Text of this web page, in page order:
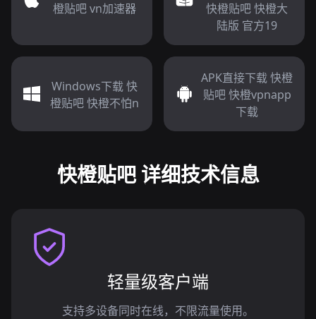
橙贴吧 vn加速器
快橙贴吧 快橙大
陆版 官方19
Windows下载 快
橙贴吧 快橙不怕n
APK直接下载 快橙
贴吧 快橙vpnapp
下载
快橙贴吧 详细技术信息
轻量级客户端
支持多设备同时在线，不限流量使用。